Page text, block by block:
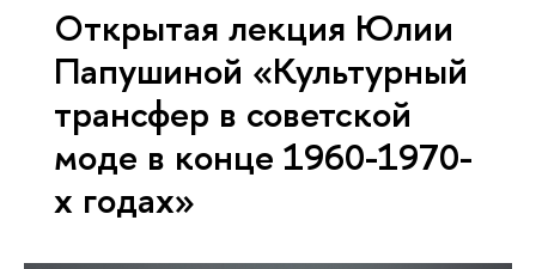
Открытая лекция Юлии
Папушиной «Культурный
трансфер в советской
моде в конце 1960-1970-
х годах»